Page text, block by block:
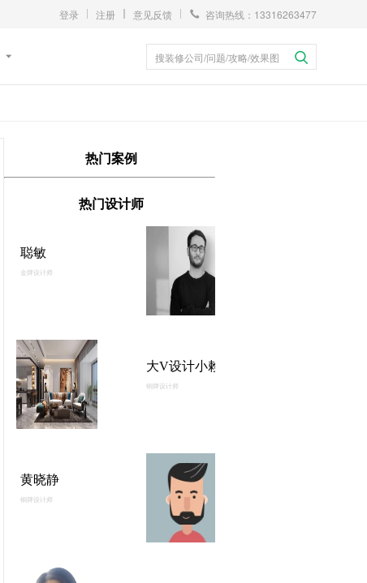
咨询热线：13316263477
意见反馈
注册
登录
搜装修公司/问题/攻略/效果图
热门案例
热门设计师
聪敏
金牌设计师
大V设计小赖
铜牌设计师
黄晓静
铜牌设计师